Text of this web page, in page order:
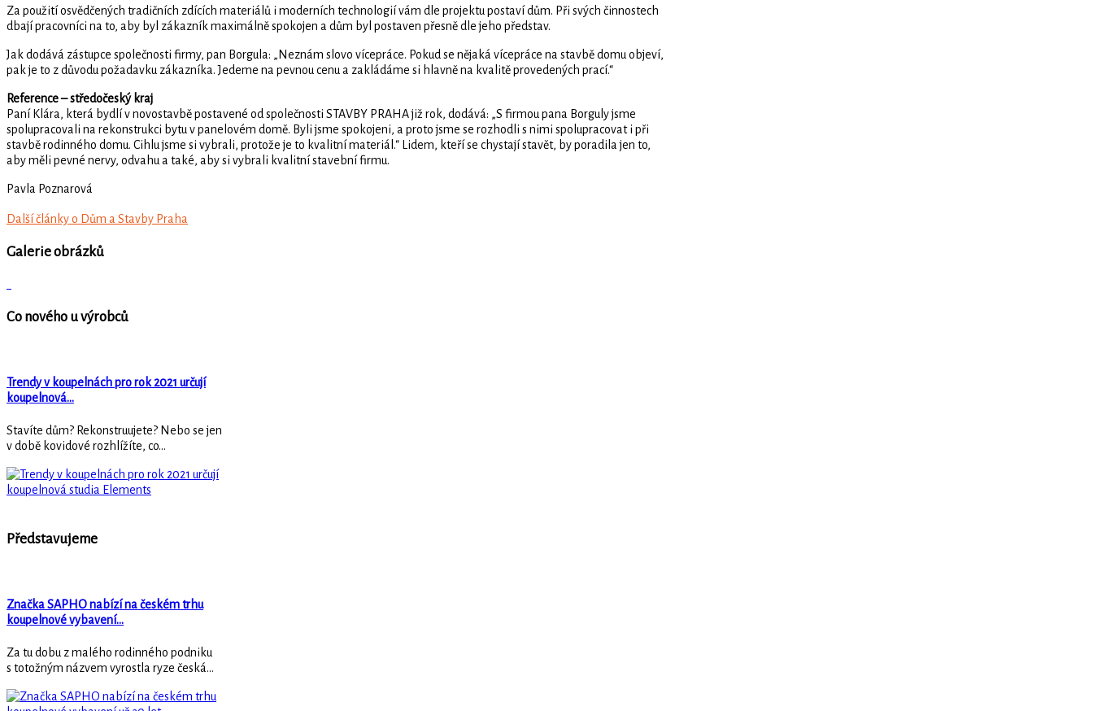
Za použití osvědčených tradičních zdících materiálů i moderních technologií vám dle projektu postaví dům. Při svých činnostech
dbají pracovníci na to, aby byl zákazník maximálně spokojen a dům byl postaven přesně dle jeho představ.
Jak dodává zástupce společnosti firmy, pan Borgula: „Neznám slovo vícepráce. Pokud se nějaká vícepráce na stavbě domu objeví,
pak je to z důvodu požadavku zákazníka. Jedeme na pevnou cenu a zakládáme si hlavně na kvalitě provedených prací.“
Reference – středočeský kraj
Paní Klára, která bydlí v novostavbě postavené od společnosti STAVBY PRAHA již rok, dodává: „S firmou pana Borguly jsme
spolupracovali na rekonstrukci bytu v panelovém domě. Byli jsme spokojeni, a proto jsme se rozhodli s nimi spolupracovat i při
stavbě rodinného domu. Cihlu jsme si vybrali, protože je to kvalitní materiál.“ Lidem, kteří se chystají stavět, by poradila jen to,
aby měli pevné nervy, odvahu a také, aby si vybrali kvalitní stavební firmu.
Pavla Poznarová
Další články o Dům a Stavby Praha
Galerie obrázků
Co nového u výrobců
Trendy v koupelnách pro rok 2021 určují
koupelnová…
Stavíte dům? Rekonstruujete? Nebo se jen
v době kovidové rozhlížíte, co...
Představujeme
Značka SAPHO nabízí na českém trhu
koupelnové vybavení…
Za tu dobu z malého rodinného podniku
s totožným názvem vyrostla ryze česká...